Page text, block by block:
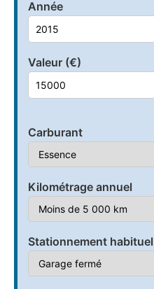
Année
Valeur (€)
Carburant
Kilométrage annuel
Stationnement habituel